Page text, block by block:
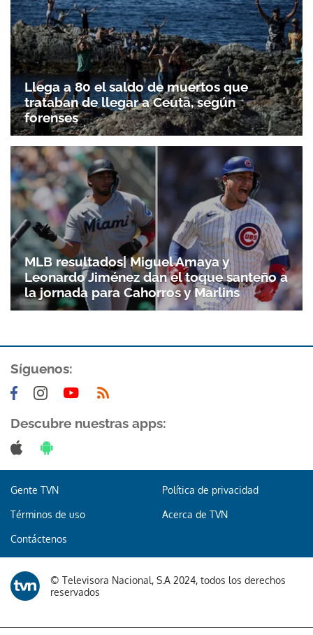
Gracias por suscribirte a nuestro boletín.
Llega a 80 el saldo de muertos que
trataban de llegar a Ceuta, según
forenses
MLB resultados| Miguel Amaya y
Leonardo Jiménez dan el toque santeño a
la jornada para Cahorros y Marlins
Síguenos:
Descubre nuestras apps:
Gente TVN Política de privacidad
Términos de uso Acerca de TVN
Contáctenos
© Televisora Nacional, S.A 2024, todos los derechos
reservados